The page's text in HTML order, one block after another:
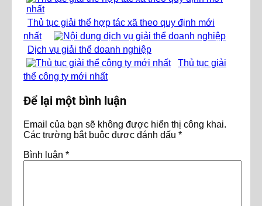
Thủ tục giải thể hợp tác xã theo quy định mới
nhất
Dịch vụ giải thể doanh nghiệp
Thủ tục giải
thể công ty mới nhất
Để lại một bình luận
Email của bạn sẽ không được hiển thị công khai.
Các trường bắt buộc được đánh dấu *
Bình luận *